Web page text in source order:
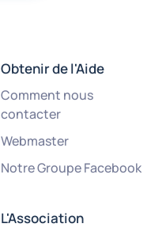
Obtenir de l'Aide
Comment nous
contacter
Webmaster
Notre Groupe Facebook
L'Association